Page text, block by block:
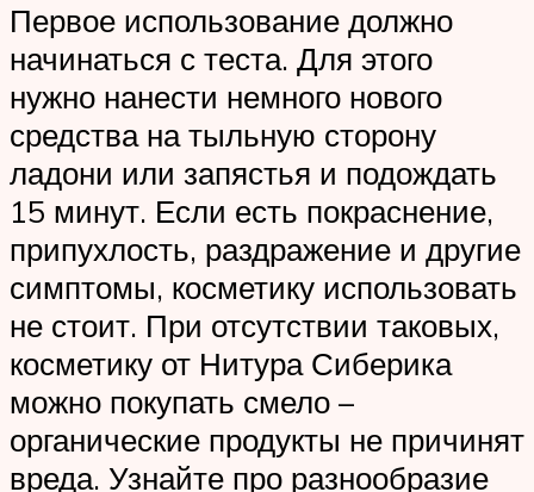
Первое использование должно
начинаться с теста. Для этого
нужно нанести немного нового
средства на тыльную сторону
ладони или запястья и подождать
15 минут. Если есть покраснение,
припухлость, раздражение и другие
симптомы, косметику использовать
не стоит. При отсутствии таковых,
косметику от Нитура Сиберика
можно покупать смело –
органические продукты не причинят
вреда. Узнайте про разнообразие